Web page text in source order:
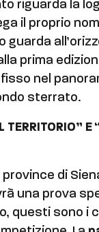
riguarda la
il proprio
guarda
prima
nel
sterrato.
TERRITORIO” E
di
una prova
questi sono i